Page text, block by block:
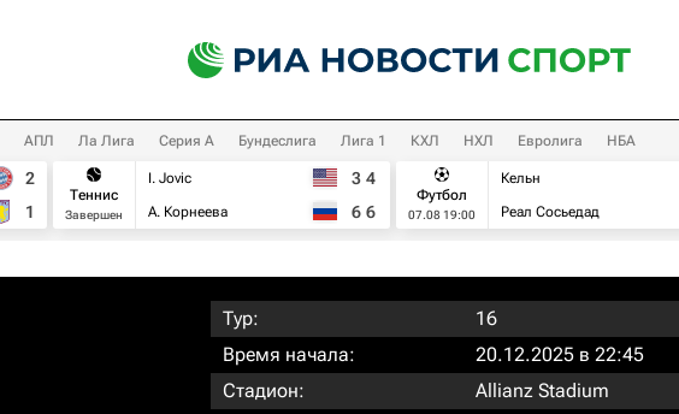
АПЛ Ла Лига Серия А Бундеслига Лига 1 КХЛ НХЛ Евролига НБА
2
1
Теннис
Завершен
I. Jovic
А. Корнеева
3 4
6 6
Футбол
07.08 19:00
Кельн
Реал Сосьедад
Тур:
16
Время начала:
20.12.2025 в 22:45
Стадион:
Allianz Stadium